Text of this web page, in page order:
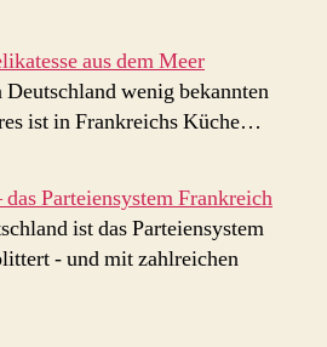
aus dem Meer
wenig bekannten
ist in Frankreichs Küche…
Parteiensystem Frankreich
ist das Parteiensystem
- und mit zahlreichen